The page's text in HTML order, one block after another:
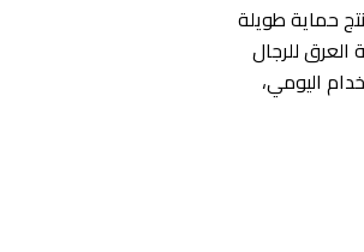
حماية طويلة
العرق للرجال
اليومي،